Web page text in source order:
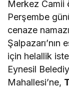
Merkez Camii
Perşembe
cenaze
için helallik
Eynesil
Mahallesi’ne,